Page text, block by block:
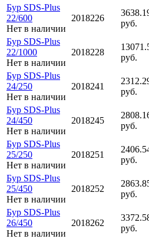
Бур SDS-Plus
22/600
Нет в наличии
2018226
руб.
Бур SDS-Plus
22/1000
Нет в наличии
2018228
руб.
Бур SDS-Plus
24/250
Нет в наличии
2018241
руб.
Бур SDS-Plus
24/450
Нет в наличии
2018245
руб.
Бур SDS-Plus
25/250
Нет в наличии
2018251
руб.
Бур SDS-Plus
25/450
Нет в наличии
2018252
руб.
Бур SDS-Plus
26/450
Нет в наличии
2018262
руб.